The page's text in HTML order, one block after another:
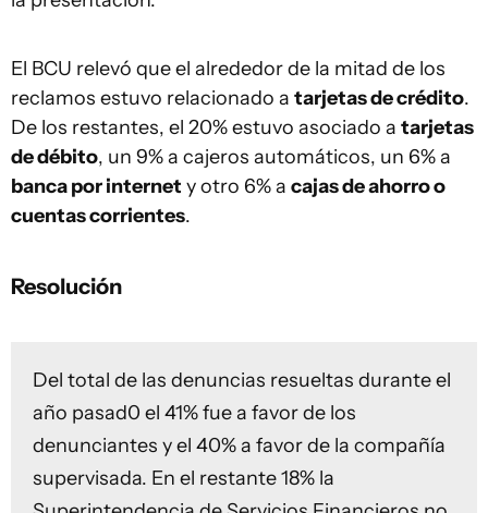
El BCU relevó que el alrededor de la mitad de los
reclamos estuvo relacionado a tarjetas de crédito.
De los restantes, el 20% estuvo asociado a tarjetas
de débito, un 9% a cajeros automáticos, un 6% a
banca por internet y otro 6% a cajas de ahorro o
cuentas corrientes.
Resolución
Del total de las denuncias resueltas durante el
año pasad0 el 41% fue a favor de los
denunciantes y el 40% a favor de la compañía
supervisada. En el restante 18% la